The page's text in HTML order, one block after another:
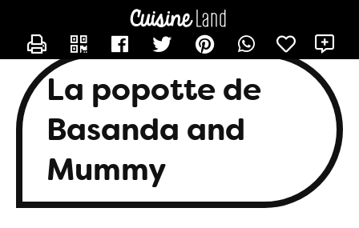
La popotte de
Basanda and
Mummy
CONTACTER BASANDA